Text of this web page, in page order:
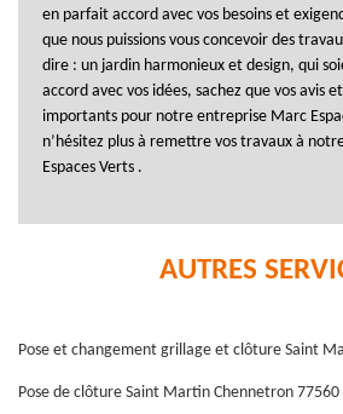
en parfait accord avec vos besoins et
que nous puissions vous concevoir des
dire : un jardin harmonieux et design, qui
accord avec vos idées, sachez que vos avis
importants pour notre entreprise Marc
n’hésitez plus à remettre vos travaux à
Espaces Verts .
AUTRES
Pose et changement grillage et clôture Saint
Pose de clôture Saint Martin Chennetron 77560